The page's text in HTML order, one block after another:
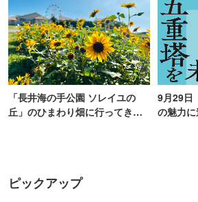
「長井海の手公園 ソレイユの
丘」のひまわり畑に行ってき
9月29日
の魅力
ピックアップ